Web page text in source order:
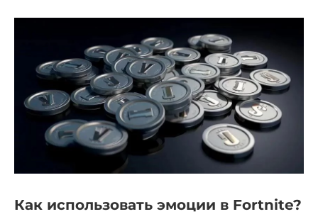
Как использовать эмоции в Fortnite?